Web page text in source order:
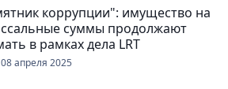
коррупции": имущество на
суммы продолжают
в рамках дела LRT
апреля 2025